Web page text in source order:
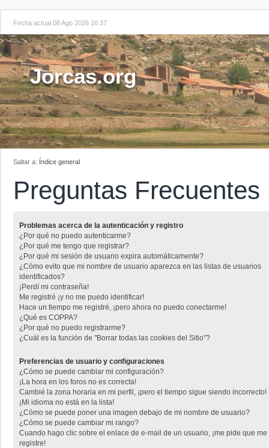
Fecha actual 08 Ago 2026 16:37
Jorcas.org
Saltar a: Índice general
Preguntas Frecuentes
Problemas acerca de la autenticación y registro
¿Por qué no puedo autenticarme?
¿Por qué me tengo que registrar?
¿Por qué mi sesión de usuario expira automáticamente?
¿Cómo evito que mi nombre de usuario aparezca en las listas de usuarios
identificados?
¡Perdí mi contraseña!
Me registré ¡y no me puedo identificar!
Hace un tiempo me registré, ¡pero ahora no puedo conectarme!
¿Qué es COPPA?
¿Por qué no puedo registrarme?
¿Cuál es la función de "Borrar todas las cookies del Sitio"?
Preferencias de usuario y configuraciones
¿Cómo se puede cambiar mi configuración?
¡La hora en los foros no es correcta!
Cambié la zona horaria en mi perfil, ¡pero el tiempo sigue siendo incorrecto!
¡Mi idioma no está en la lista!
¿Cómo se puede poner una imagen debajo de mi nombre de usuario?
¿Cómo se puede cambiar mi rango?
Cuando hago clic sobre el enlace de e-mail de un usuario, ¡me pide que me
registre!